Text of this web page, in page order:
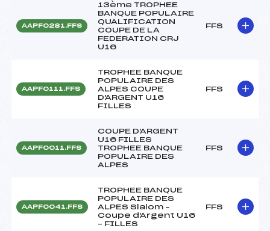
AAPF0281.FFS
13ème TROPHEE
BANQUE POPULAIRE
QUALIFICATION
COUPE DE LA
FEDERATION CRJ
U16
FFS
AAPF0111.FFS
TROPHEE BANQUE
POPULAIRE DES
ALPES COUPE
D'ARGENT U16
FILLES
FFS
AAPF0011.FFS
COUPE D'ARGENT
U16 FILLES
TROPHEE BANQUE
POPULAIRE DES
ALPES
FFS
AAPF0041.FFS
TROPHEE BANQUE
POPULAIRE DES
ALPES Slalom –
Coupe d'Argent U16
– FILLES
FFS